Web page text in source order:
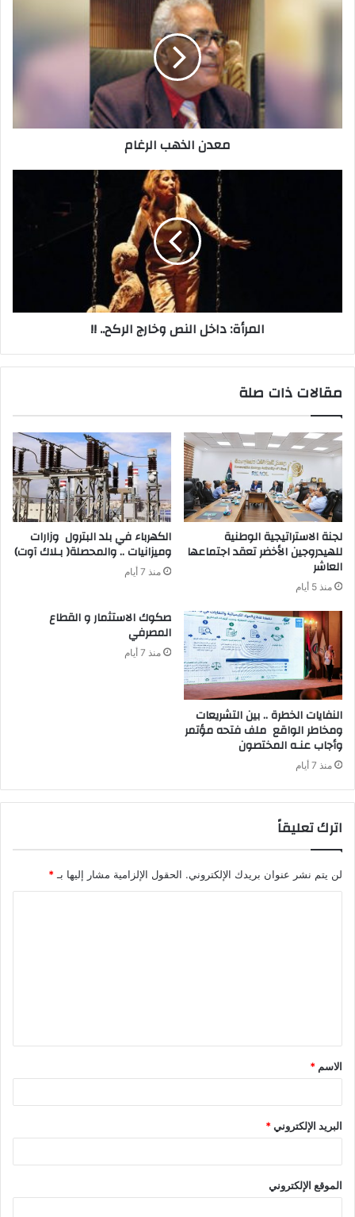
ك
ر
معدن الذهب الرغام
المرأة: داخل النص وخارج الركح.. !!
مقالات ذات صلة
لجنة الاستراتيجية الوطنية
للهيدروجين الأخضر تعقد اجتماعها
العاشر
منذ 5 أيام
‬وميزانيات‭ .. ‬والمحصلة‭ )‬بـلاك‭ ‬آوت)
منذ 7 أيام
‬وأجاب‭ ‬عنـه‭ ‬المختصون
منذ 7 أيام
‬المصرفي‭ ‬
منذ 7 أيام
اترك تعليقاً
لن يتم نشر عنوان بريدك الإلكتروني. الحقول الإلزامية مشار إليها بـ *
ق
*
الاسم *
البريد الإلكتروني*
الموقع الإلكتروني